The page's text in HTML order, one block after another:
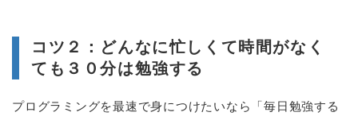
コツ２：どんなに忙しくて時間がなく
ても３０分は勉強する
プログラミングを最速で身につけたいなら「毎日勉強する